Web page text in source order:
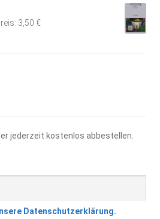
3,50 €Aktueller
jederzeit kostenlos abbestellen.
Datenschutzerklärung.